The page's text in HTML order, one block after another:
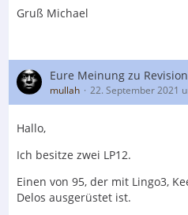
Gruß Michael
Eure Meinung zu
mullah 22. September 2021
Hallo,
Ich besitze zwei LP12.
Einen von 95, der mit Lingo3,
Delos ausgerüstet ist.